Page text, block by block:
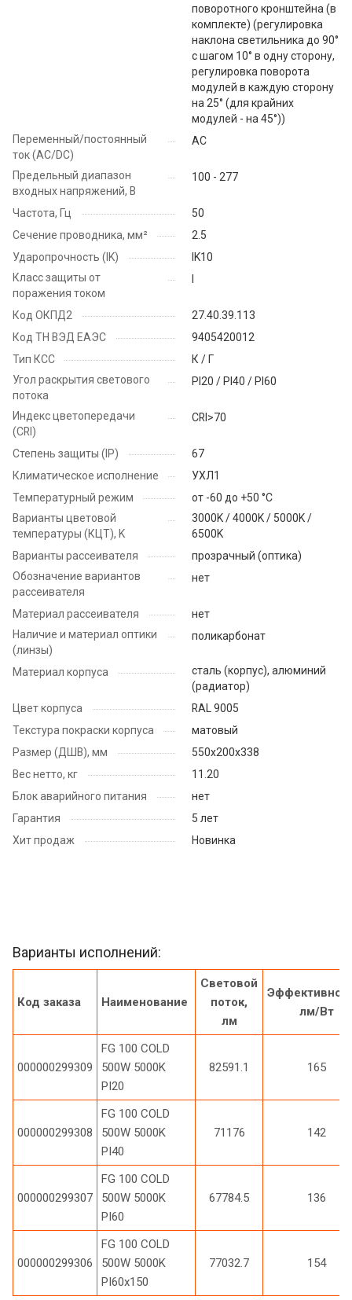
поворотного кронштейна (в
комплекте) (регулировка
наклона светильника до 90°
с шагом 10° в одну сторону,
регулировка поворота
модулей в каждую сторону
на 25° (для крайних
модулей - на 45°))
Переменный/постоянный
ток (AC/DC)
AC
Предельный диапазон
входных напряжений, В
100 - 277
Частота, Гц
50
Сечение проводника, мм²
2.5
Ударопрочность (IK)
IK10
Класс защиты от
поражения током
Код ОКПД2
27.40.39.113
Код ТН ВЭД ЕАЭС
9405420012
Тип КСС
К / Г
Угол раскрытия светового
потока
PI20 / PI40 / PI60
Индекс цветопередачи
(CRI)
CRI>70
Степень защиты (IP)
67
Климатическое исполнение
УХЛ1
Температурный режим
от -60 до +50 °C
Варианты цветовой
температуры (КЦТ), K
3000K / 4000K / 5000K /
6500K
Варианты рассеивателя
прозрачный (оптика)
Обозначение вариантов
рассеивателя
нет
Материал рассеивателя
нет
Наличие и материал оптики
(линзы)
поликарбонат
Материал корпуса
сталь (корпус), алюминий
(радиатор)
Цвет корпуса
RAL 9005
Текстура покраски корпуса
матовый
Размер (ДШВ), мм
550х200х338
Вес нетто, кг
11.20
Блок аварийного питания
нет
Гарантия
5 лет
Хит продаж
Новинка
Варианты исполнений:
Код заказа Наименование
Световой
поток,
лм
лм/Вт
000000299309
FG 100 COLD
500W 5000K
PI20
82591.1 165
000000299308
FG 100 COLD
500W 5000K
PI40
71176 142
000000299307
FG 100 COLD
500W 5000K
PI60
67784.5 136
000000299306
FG 100 COLD
500W 5000K
PI60x150
77032.7 154